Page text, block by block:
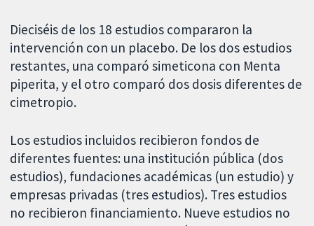
Dieciséis de los 18 estudios compararon la
intervención con un placebo. De los dos estudios
restantes, una comparó simeticona con Menta
piperita, y el otro comparó dos dosis diferentes de
cimetropio.
Los estudios incluidos recibieron fondos de
diferentes fuentes: una institución pública (dos
estudios), fundaciones académicas (un estudio) y
empresas privadas (tres estudios). Tres estudios
no recibieron financiamiento. Nueve estudios no